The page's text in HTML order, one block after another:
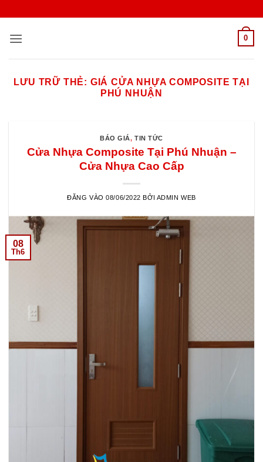
nội
0
LƯU TRỮ THẺ: GIÁ CỬA NHỰA COMPOSITE TẠI
PHÚ NHUẬN
BÁO GIÁ,TIN TỨC
Cửa Nhựa Composite Tại Phú Nhuận –
Cửa Nhựa Cao Cấp
ĐĂNG VÀO08/06/2022 BỞI ADMIN WEB
08
Th6